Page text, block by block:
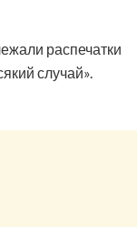
распечатки
случай».